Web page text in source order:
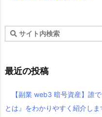
最近の投稿
【副業 web3 暗号資産】誰
とは』をわかりやすく紹介しま